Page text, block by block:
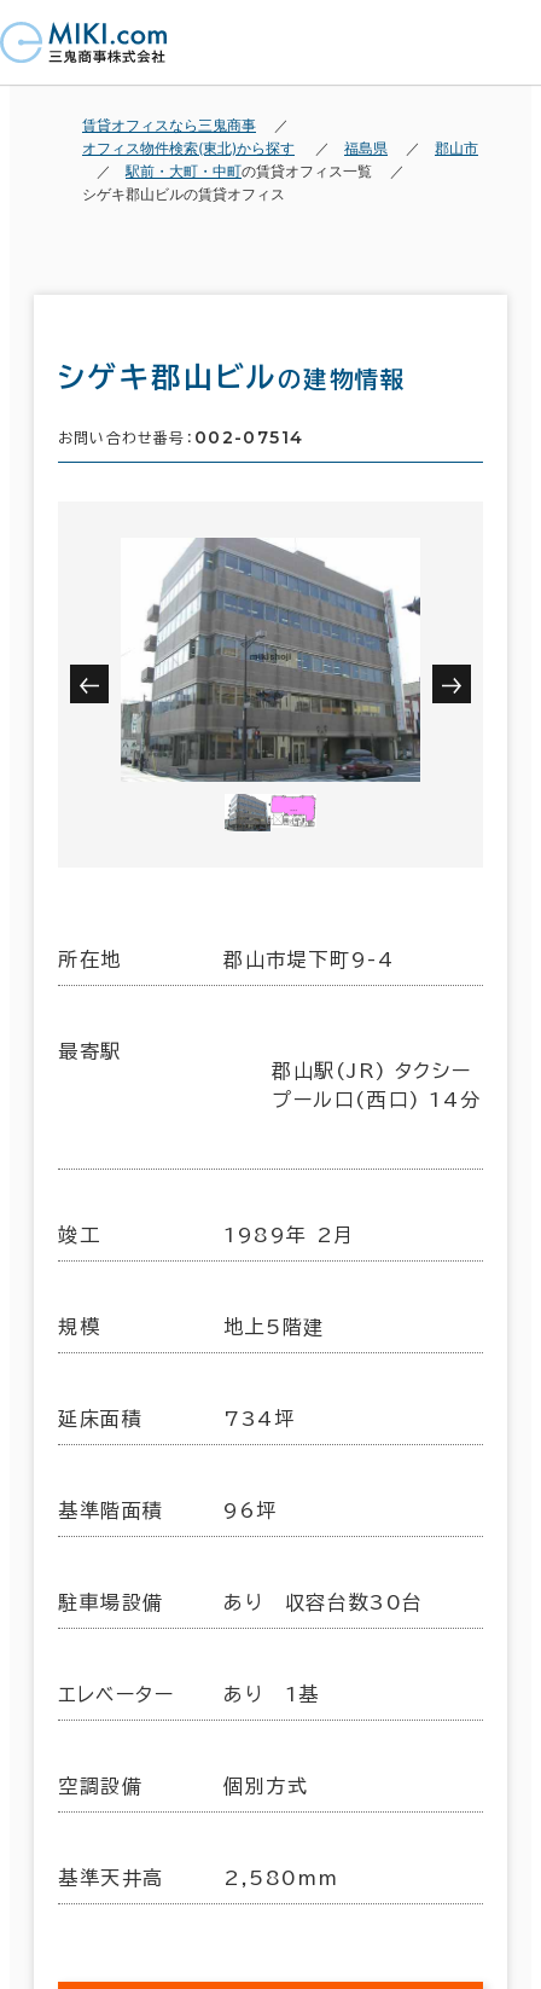
賃貸オフィスなら三鬼商事
オフィス物件検索(東北)から探す
福島県
郡山市
駅前・大町・中町の賃貸オフィス一覧
シゲキ郡山ビルの賃貸オフィス
シゲキ郡山ビルの建物情報
お問い合わせ番号： 002-07514
所在地 郡山市堤下町9-4
最寄駅
郡山駅(JR) タクシー
プール口(西口) 14分
竣工 1989年 2月
規模 地上5階建
延床面積 734坪
基準階面積 96坪
駐車場設備 あり 収容台数30台
エレベーター あり 1基
空調設備 個別方式
基準天井高 2,580mm